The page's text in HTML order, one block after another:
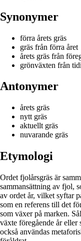
Synonymer
förra årets gräs
gräs från förra året
årets gräs från
grönväxten från
Antonymer
årets gräs
nytt gräs
aktuellt gräs
nuvarande gräs
Etymologi
Ordet fjolårsgräs är
sammansättning av fjol,
av ordet år, vilket syftar
som en referens till det
som växer på marken.
växte föregående år
också användas